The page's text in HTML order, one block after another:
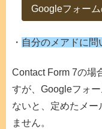
Googleフォー
・ 自分のメアドに
Contact Form 7の場
すが、Googleフォ
ないと、定めたメ
ません。